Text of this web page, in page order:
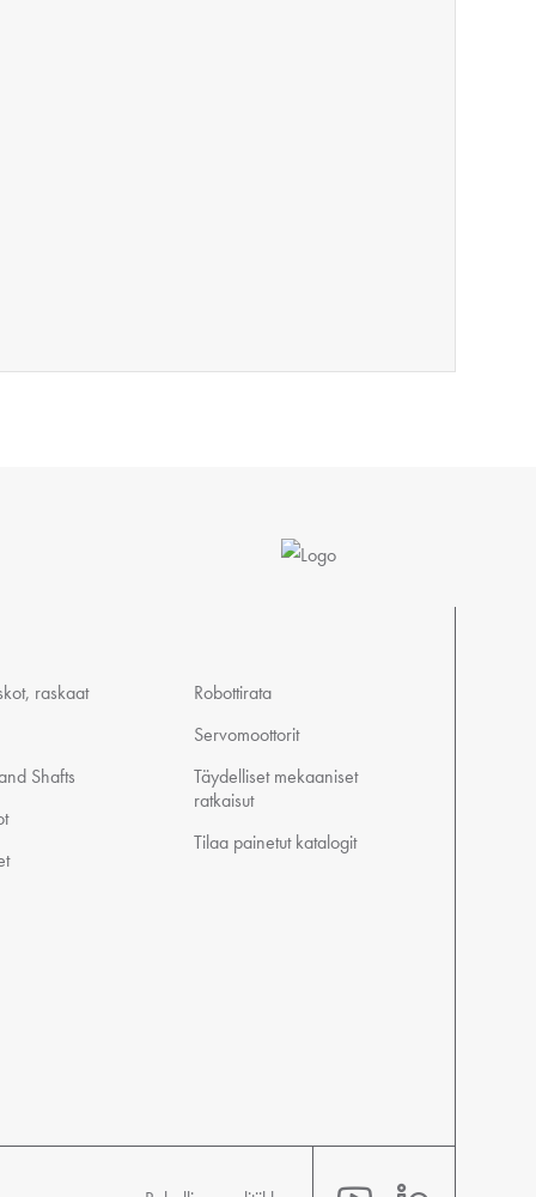
raskaat
Shafts
Robottirata
Servomoottorit
Täydelliset mekaaniset
ratkaisut
Tilaa painetut katalogit